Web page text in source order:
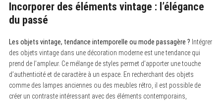
Incorporer des éléments vintage : l’élégance
du passé
Les objets vintage, tendance intemporelle ou mode passagère ? Intégrer
des objets vintage dans une décoration moderne est une tendance qui
prend de l’ampleur. Ce mélange de styles permet d’apporter une touche
d’authenticité et de caractère à un espace. En recherchant des objets
comme des lampes anciennes ou des meubles rétro, il est possible de
créer un contraste intéressant avec des éléments contemporains,